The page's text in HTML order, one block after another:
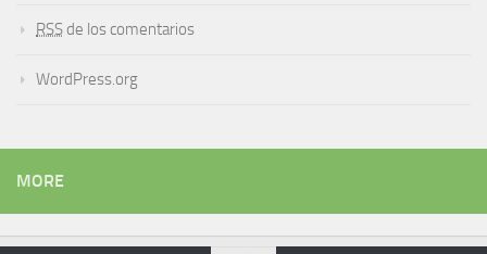
RSS de los comentarios
WordPress.org
MORE